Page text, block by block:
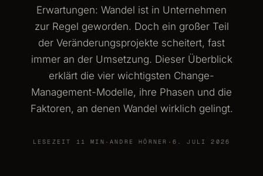
Erwartungen: Wandel ist in Unternehmen
zur Regel geworden. Doch ein großer Teil
der Veränderungsprojekte scheitert, fast
immer an der Umsetzung. Dieser Überblick
erklärt die vier wichtigsten Change-
Management-Modelle, ihre Phasen und die
Faktoren, an denen Wandel wirklich gelingt.
LESEZEIT 11 MIN ·ANDRE HÖRNER · 6. JULI 2026